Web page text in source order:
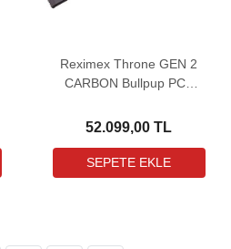
Reximex Throne GEN 2
CARBON Bullpup PCP
52.099,00 TL